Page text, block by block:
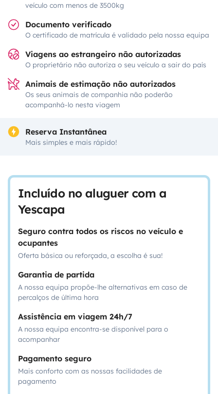
veículo com menos de 3500kg
Documento verificado
O certificado de matrícula é validado pela nossa equipa
Viagens ao estrangeiro não autorizadas
O proprietário não autoriza o seu veículo a sair do país
Animais de estimação não autorizados
Os seus animais de companhia não poderão
acompanhá-lo nesta viagem
Reserva Instantânea
Mais simples e mais rápido!
Incluído no aluguer com a
Yescapa
Seguro contra todos os riscos no veículo e
ocupantes
Oferta básica ou reforçada, a escolha é sua!
Garantia de partida
A nossa equipa propõe-lhe alternativas em caso de
percalços de última hora
Assistência em viagem 24h/7
A nossa equipa encontra-se disponível para o
acompanhar
Pagamento seguro
Mais conforto com as nossas facilidades de
pagamento